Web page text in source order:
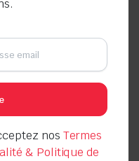
nos Termes
& Politique de